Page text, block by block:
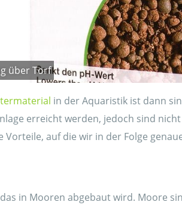
über Torf
in der Aquaristik ist dann
erreicht werden, jedoch sind
auf die wir in der Folge
in Mooren abgebaut wird. Moore